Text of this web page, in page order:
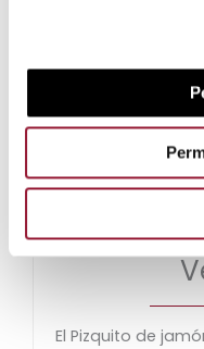
Blíster al vacío
El Pizquito de